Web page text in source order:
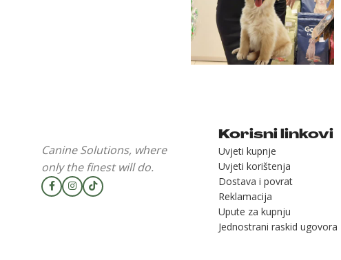
Canine Solutions, where
only the finest will do.
Korisni linkovi
Uvjeti kupnje
Uvjeti korištenja
Dostava i povrat
Reklamacija
Upute za kupnju
Jednostrani raskid ugovora